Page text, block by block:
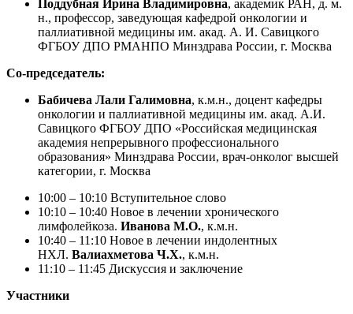
Поддубная Ирина Владимировна, академик РАН, д. м.
н., профессор, заведующая кафедрой онкологии и
паллиативной медицины им. акад. А. И. Савицкого
ФГБОУ ДПО РМАНПО Минздрава России, г. Москва
Со-председатель:
Бабичева Лали Галимовна, к.м.н., доцент кафедры
онкологии и паллиативной медицины им. акад. А.И.
Савицкого ФГБОУ ДПО «Российская медицинская
академия непрерывного профессионального
образования» Минздрава России, врач-онколог высшей
категории, г. Москва
10:00 – 10:10 Вступительное слово
10:10 – 10:40 Новое в лечении хронического
лимфолейкоза. Иванова М.О., к.м.н.
10:40 – 11:10 Новое в лечении индолентных
НХЛ. Валиахметова Ч.Х., к.м.н.
11:10 – 11:45 Дискуссия и заключение
Участники